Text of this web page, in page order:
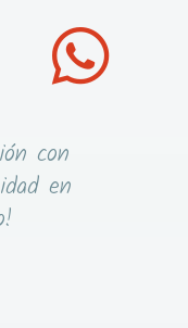
con
en